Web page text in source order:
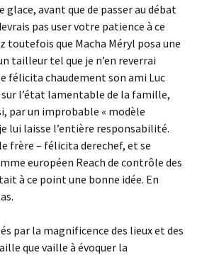
glace, avant que de passer au débat
pas user votre patience à ce
toutefois que Macha Méryl posa une
tailleur tel que je n’en reverrai
félicita chaudement son ami Luc
l’état lamentable de la famille,
par un improbable « modèle
lui laisse l’entière responsabilité.
frère – félicita derechef, et se
européen Reach de contrôle des
à ce point une bonne idée. En
par la magnificence des lieux et des
que vaille à évoquer la